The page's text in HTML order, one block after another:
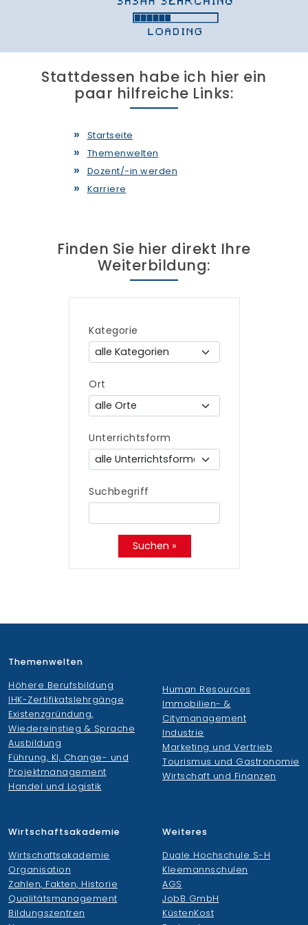
Finden Sie Ihre Weiterbildung
Stattdessen habe ich hier ein
paar hilfreiche Links:
Startseite
Themenwelten
Dozent/-in werden
Karriere
Finden Sie hier direkt Ihre
Weiterbildung:
Themenwelten
Höhere Berufsbildung
IHK-Zertifikatslehrgänge
Existenzgründung,
Wiedereinstieg & Sprache
Ausbildung
Führung, KI, Change- und
Projektmanagement
Handel und Logistik
Human Resources
Immobilien- &
Citymanagement
Industrie
Marketing und Vertrieb
Tourismus und Gastronomie
Wirtschaft und Finanzen
Wirtschaftsakademie
Wirtschaftsakademie
Organisation
Zahlen, Fakten, Historie
Qualitätsmanagement
Bildungszentren
Weiteres
Duale Hochschule S-H
Kleemannschulen
AGS
JobB GmbH
KüstenKost